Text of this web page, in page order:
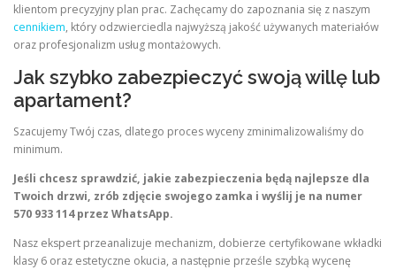
klientom precyzyjny plan prac. Zachęcamy do zapoznania się z naszym
cennikiem, który odzwierciedla najwyższą jakość używanych materiałów
oraz profesjonalizm usług montażowych.
Jak szybko zabezpieczyć swoją willę lub
apartament?
Szacujemy Twój czas, dlatego proces wyceny zminimalizowaliśmy do
minimum.
Jeśli chcesz sprawdzić, jakie zabezpieczenia będą najlepsze dla
Twoich drzwi, zrób zdjęcie swojego zamka i wyślij je na numer
570 933 114 przez WhatsApp.
Nasz ekspert przeanalizuje mechanizm, dobierze certyfikowane wkładki
klasy 6 oraz estetyczne okucia, a następnie prześle szybką wycenę